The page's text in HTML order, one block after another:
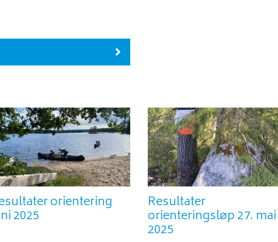
orientering
2025
Resultater
orienteringsløp 27. mai
2025